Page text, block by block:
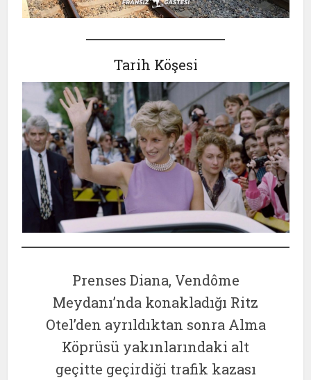
Tarih Köşesi
Prenses Diana, Vendôme
Meydanı’nda konakladığı Ritz
Otel’den ayrıldıktan sonra Alma
Köprüsü yakınlarındaki alt
geçitte geçirdiği trafik kazası